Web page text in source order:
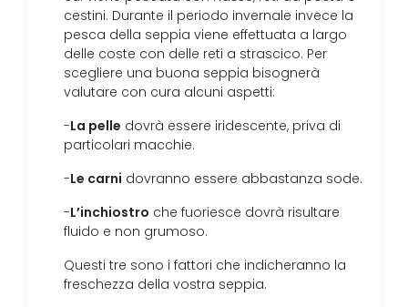
cestini. Durante il periodo invernale invece la
pesca della seppia viene effettuata a largo
delle coste con delle reti a strascico. Per
scegliere una buona seppia bisognerà
valutare con cura alcuni aspetti:
-La pelle dovrà essere iridescente, priva di
particolari macchie.
-Le carni dovranno essere abbastanza sode.
-L’inchiostro che fuoriesce dovrà risultare
fluido e non grumoso.
Questi tre sono i fattori che indicheranno la
freschezza della vostra seppia.